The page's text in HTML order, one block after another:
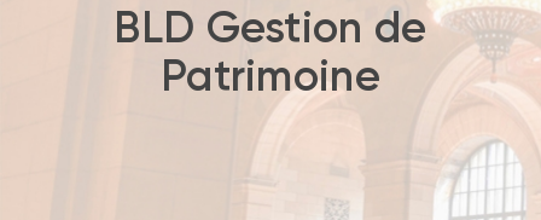
BLD Gestion de
Patrimoine